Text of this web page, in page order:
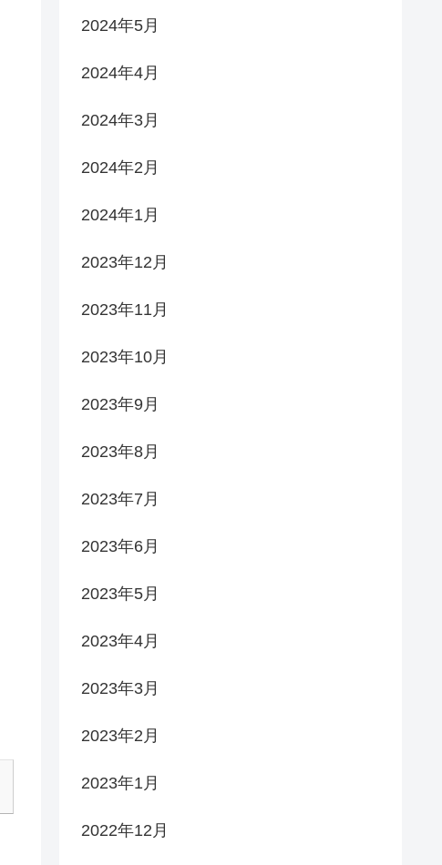
2024年5月
2024年4月
2024年3月
2024年2月
2024年1月
2023年12月
2023年11月
2023年10月
2023年9月
2023年8月
2023年7月
2023年6月
2023年5月
2023年4月
2023年3月
2023年2月
2023年1月
2022年12月